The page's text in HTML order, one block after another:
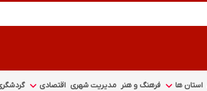
استان ها فرهنگ و هنر مدیریت شهری اقتصادی